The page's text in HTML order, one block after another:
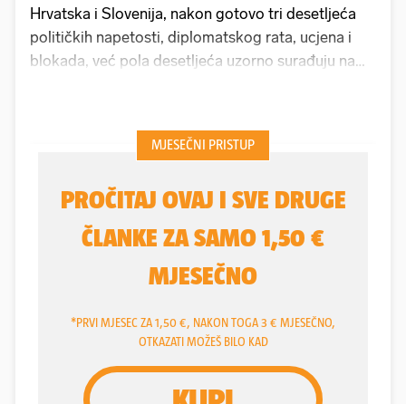
Hrvatska i Slovenija, nakon gotovo tri desetljeća
političkih napetosti, diplomatskog rata, ucjena i
blokada, već pola desetljeća uzorno surađuju na
pograničnoj i svakoj drugoj. Premda je granično
pitanje i dalje otvoreno, s obzirom na to Zagreb, za
Arbitražnog suda o graničnoj crti, hrvatsko-
slovenski odnosi procvjetali su zahvaljujući odluci
Ljubljane da suradnju s Hrvatskom više ne uvjetuje
hrvatskim priznanjem arbitražne odluke. Dvije
prijateljstvo i razumijevanje, snažno povjerenje i
zajedništvo u okviru Europske unije i zajedničke
regije. Odnos prema Sloveniji jedno je od rijetkih
pitanja oko kojega nema nikakve razlike između